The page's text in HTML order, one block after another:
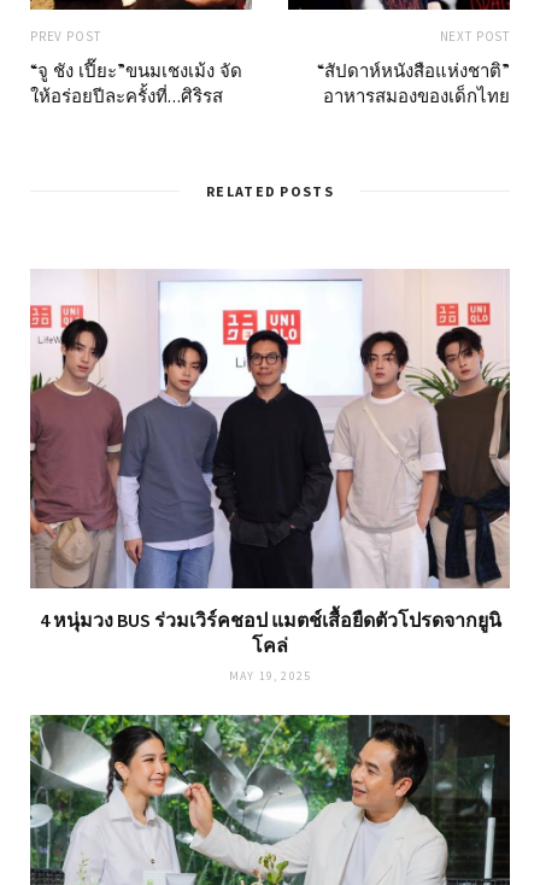
PREV POST
“จู ชัง เปี๊ยะ”ขนมเชงเม้ง จัด
ให้อร่อยปีละครั้งที่…ศิริรส
NEXT POST
“สัปดาห์หนังสือแห่งชาติ”
อาหารสมองของเด็กไทย
RELATED POSTS
4 หนุ่มวง BUS ร่วมเวิร์คชอป แมตช์เสื้อยืดตัวโปรดจากยูนิ
โคล่
MAY 19, 2025